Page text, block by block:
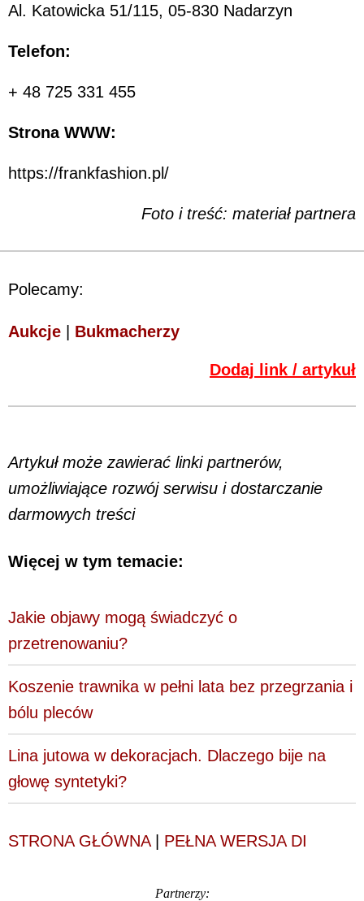
Al. Katowicka 51/115, 05-830 Nadarzyn
Telefon:
+ 48 725 331 455
Strona WWW:
https://frankfashion.pl/
Foto i treść: materiał partnera
Polecamy:
Aukcje | Bukmacherzy
Dodaj link / artykuł
Artykuł może zawierać linki partnerów,
umożliwiające rozwój serwisu i dostarczanie
darmowych treści
Więcej w tym temacie:
Jakie objawy mogą świadczyć o
przetrenowaniu?
Koszenie trawnika w pełni lata bez przegrzania i
bólu pleców
Lina jutowa w dekoracjach. Dlaczego bije na
głowę syntetyki?
STRONA GŁÓWNA| PEŁNA WERSJA DI
Partnerzy: